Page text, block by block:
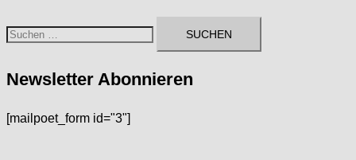
Suchen
Newsletter Abonnieren
[mailpoet_form id="3"]